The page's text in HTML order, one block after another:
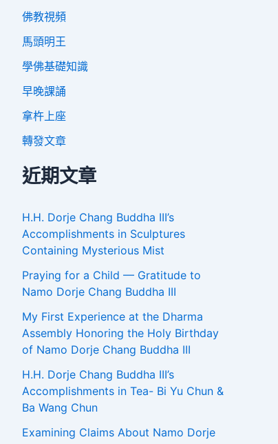
佛教視頻
馬頭明王
學佛基礎知識
早晚課誦
拿杵上座
轉發文章
近期文章
H.H. Dorje Chang Buddha III’s
Accomplishments in Sculptures
Containing Mysterious Mist
Praying for a Child — Gratitude to
Namo Dorje Chang Buddha III
My First Experience at the Dharma
Assembly Honoring the Holy Birthday
of Namo Dorje Chang Buddha III
H.H. Dorje Chang Buddha III’s
Accomplishments in Tea- Bi Yu Chun &
Ba Wang Chun
Examining Claims About Namo Dorje